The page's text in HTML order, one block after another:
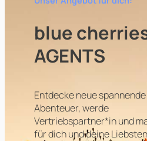
blue
AGENTS
Entdecke neue spannende
Abenteuer, werde
Vertriebspartner*in und
für dich und deine